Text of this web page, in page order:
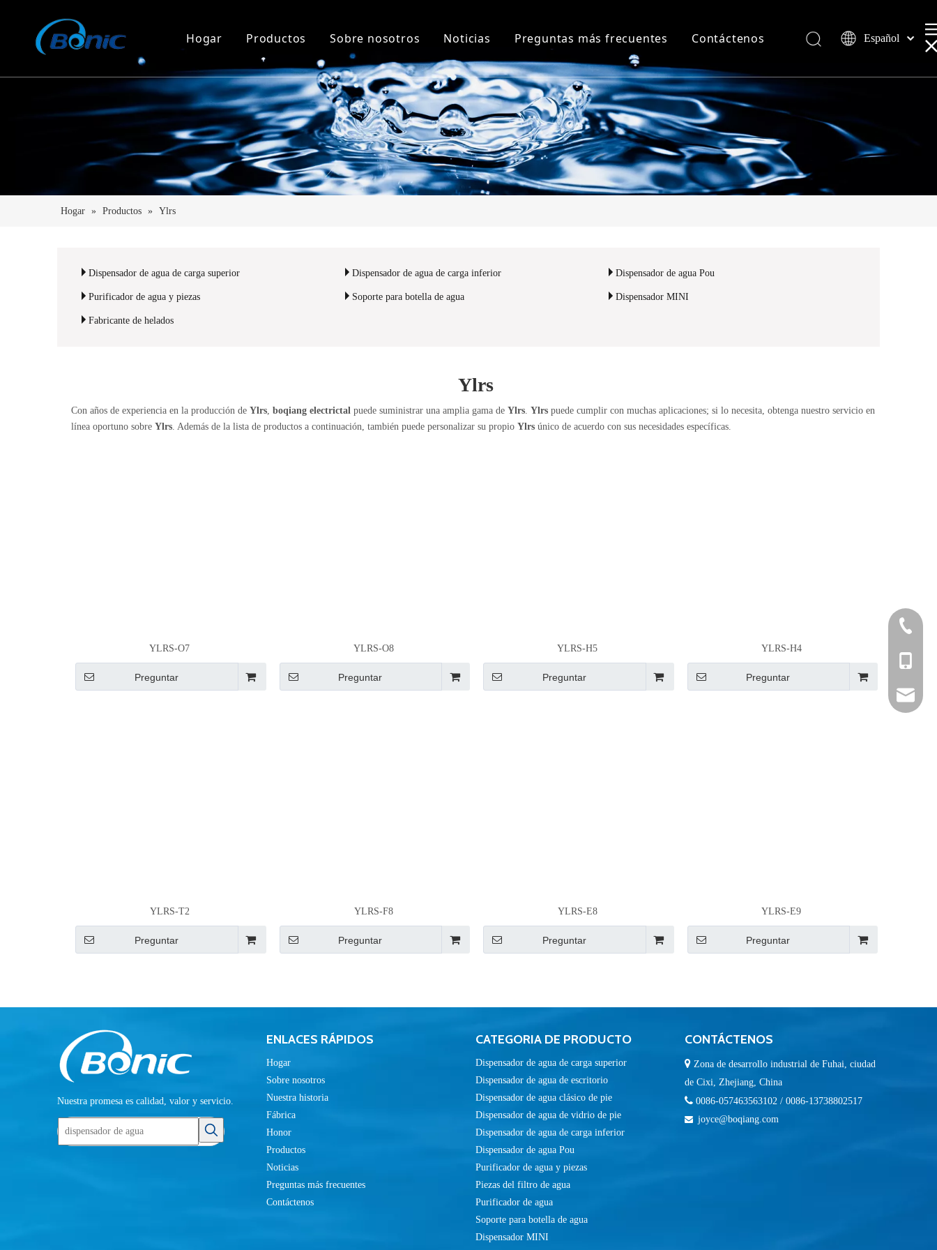
Hogar Productos
Dispensador de agua de carga superior
Dispensador de agua de carga inferior
Dispensador de agua Pou
Purificador de agua y piezas
Soporte para botella de agua
Sobre nosotros
Sobre nosotros
Nuestra historia
Fábrica
Honor
Noticias
Noticias de la compañía
Noticias de la Industria
Preguntas más frecuentes Contáctenos
Español
العربية
Hogar » Productos » Ylrs
Dispensador de agua de carga superior Dispensador de agua de carga inferior Dispensador de agua Pou
Purificador de agua y piezas Soporte para botella de agua Dispensador MINI
Fabricante de helados
Ylrs
Con años de experiencia en la producción de Ylrs, boqiang electrictal puede suministrar una amplia gama de Ylrs. Ylrs puede cumplir con muchas aplicaciones; si lo necesita, obtenga nuestro servicio en
línea oportuno sobre Ylrs. Además de la lista de productos a continuación, también puede personalizar su propio Ylrs único de acuerdo con sus necesidades específicas.
YLRS-O7
Preguntar
YLRS-O8
Preguntar
YLRS-H5
Preguntar
YLRS-H4
Preguntar
YLRS-T2
Preguntar
YLRS-F8
Preguntar
YLRS-E8
Preguntar
YLRS-E9
Preguntar
Nuestra promesa es calidad, valor y servicio.
ENLACES RÁPIDOS
Hogar
Sobre nosotros
Nuestra historia
Fábrica
Honor
Productos
Noticias
Preguntas más frecuentes
Contáctenos
CATEGORIA DE PRODUCTO
Dispensador de agua de carga superior
Dispensador de agua de escritorio
Dispensador de agua clásico de pie
Dispensador de agua de vidrio de pie
Dispensador de agua de carga inferior
Dispensador de agua Pou
Purificador de agua y piezas
Piezas del filtro de agua
Purificador de agua
Soporte para botella de agua
Dispensador MINI
CONTÁCTENOS
 Zona de desarrollo industrial de Fuhai, ciudad
de Cixi, Zhejiang, China
 0086-057463563102 / 0086-13738802517
 joyce@boqiang.com
0086-